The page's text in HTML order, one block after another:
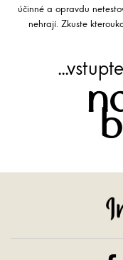
účinné a opravdu
nehrají. Zkuste